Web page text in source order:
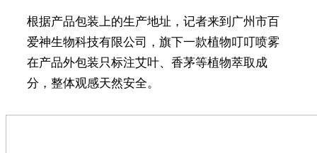
根据产品包装上的生产地址，记者来到广州市百
爱神生物科技有限公司，旗下一款植物叮叮喷雾
在产品外包装只标注艾叶、香茅等植物萃取成
分，整体观感天然安全。